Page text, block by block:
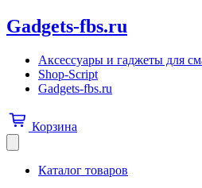
Gadgets-fbs.ru
Аксессуары и гаджеты для
Shop-Script
Gadgets-fbs.ru
Корзина
Каталог товаров